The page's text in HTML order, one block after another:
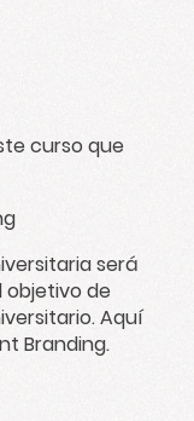
curso que
será
objetivo de
Aquí
Branding.